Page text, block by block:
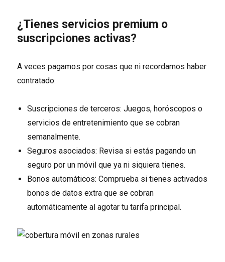
¿Tienes servicios premium o
suscripciones activas?
A veces pagamos por cosas que ni recordamos haber
contratado:
Suscripciones de terceros: Juegos, horóscopos o
servicios de entretenimiento que se cobran
semanalmente.
Seguros asociados: Revisa si estás pagando un
seguro por un móvil que ya ni siquiera tienes.
Bonos automáticos: Comprueba si tienes activados
bonos de datos extra que se cobran
automáticamente al agotar tu tarifa principal.